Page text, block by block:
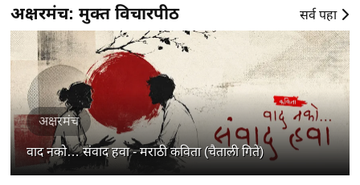
अक्षरमंच: मुक्त विचारपीठ सर्व पहा
अक्षरमंच
वाद नको… संवाद हवा - मराठी कविता (चैताली गिते)